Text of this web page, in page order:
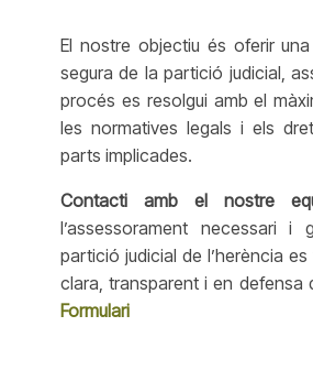
El nostre objectiu és oferir
segura de la partició judicial,
procés es resolgui amb el
les normatives legals i els
parts implicades.
Contacti amb el nostre
l’assessorament necessari i
partició judicial de l’herència
clara, transparent i en defensa
Formulari